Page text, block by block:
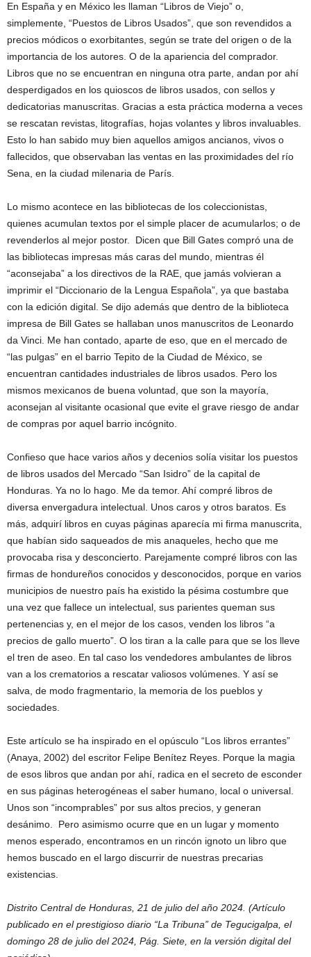
En España y en México les llaman “Libros de Viejo” o,
simplemente, “Puestos de Libros Usados”, que son revendidos a
precios módicos o exorbitantes, según se trate del origen o de la
importancia de los autores. O de la apariencia del comprador.
Libros que no se encuentran en ninguna otra parte, andan por ahí
desperdigados en los quioscos de libros usados, con sellos y
dedicatorias manuscritas. Gracias a esta práctica moderna a veces
se rescatan revistas, litografías, hojas volantes y libros invaluables.
Esto lo han sabido muy bien aquellos amigos ancianos, vivos o
fallecidos, que observaban las ventas en las proximidades del río
Sena, en la ciudad milenaria de París.
Lo mismo acontece en las bibliotecas de los coleccionistas,
quienes acumulan textos por el simple placer de acumularlos; o de
revenderlos al mejor postor. Dicen que Bill Gates compró una de
las bibliotecas impresas más caras del mundo, mientras él
“aconsejaba” a los directivos de la RAE, que jamás volvieran a
imprimir el “Diccionario de la Lengua Española”, ya que bastaba
con la edición digital. Se dijo además que dentro de la biblioteca
impresa de Bill Gates se hallaban unos manuscritos de Leonardo
da Vinci. Me han contado, aparte de eso, que en el mercado de
“las pulgas” en el barrio Tepito de la Ciudad de México, se
encuentran cantidades industriales de libros usados. Pero los
mismos mexicanos de buena voluntad, que son la mayoría,
aconsejan al visitante ocasional que evite el grave riesgo de andar
de compras por aquel barrio incógnito.
Confieso que hace varios años y decenios solía visitar los puestos
de libros usados del Mercado “San Isidro” de la capital de
Honduras. Ya no lo hago. Me da temor. Ahí compré libros de
diversa envergadura intelectual. Unos caros y otros baratos. Es
más, adquirí libros en cuyas páginas aparecía mi firma manuscrita,
que habían sido saqueados de mis anaqueles, hecho que me
provocaba risa y desconcierto. Parejamente compré libros con las
firmas de hondureños conocidos y desconocidos, porque en varios
municipios de nuestro país ha existido la pésima costumbre que
una vez que fallece un intelectual, sus parientes queman sus
pertenencias y, en el mejor de los casos, venden los libros “a
precios de gallo muerto”. O los tiran a la calle para que se los lleve
el tren de aseo. En tal caso los vendedores ambulantes de libros
van a los crematorios a rescatar valiosos volúmenes. Y así se
salva, de modo fragmentario, la memoria de los pueblos y
sociedades.
Este artículo se ha inspirado en el opúsculo “Los libros errantes”
(Anaya, 2002) del escritor Felipe Benítez Reyes. Porque la magia
de esos libros que andan por ahí, radica en el secreto de esconder
en sus páginas heterogéneas el saber humano, local o universal.
Unos son “incomprables” por sus altos precios, y generan
desánimo. Pero asimismo ocurre que en un lugar y momento
menos esperado, encontramos en un rincón ignoto un libro que
hemos buscado en el largo discurrir de nuestras precarias
existencias.
Distrito Central de Honduras, 21 de julio del año 2024. (Artículo
publicado en el prestigioso diario “La Tribuna” de Tegucigalpa, el
domingo 28 de julio del 2024, Pág. Siete, en la versión digital del